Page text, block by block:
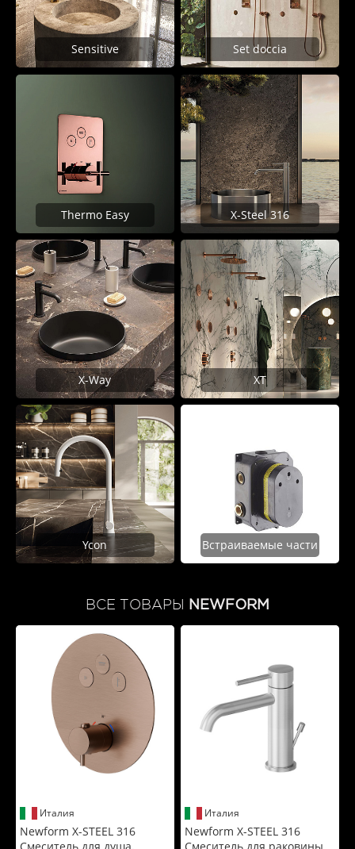
Sensitive Set doccia
Thermo Easy X-Steel 316
X-Way XT
Ycon Встраиваемые части
ВСЕ ТОВАРЫ NEWFORM
Италия
Newform X-STEEL 316
Италия
Newform X-STEEL 316